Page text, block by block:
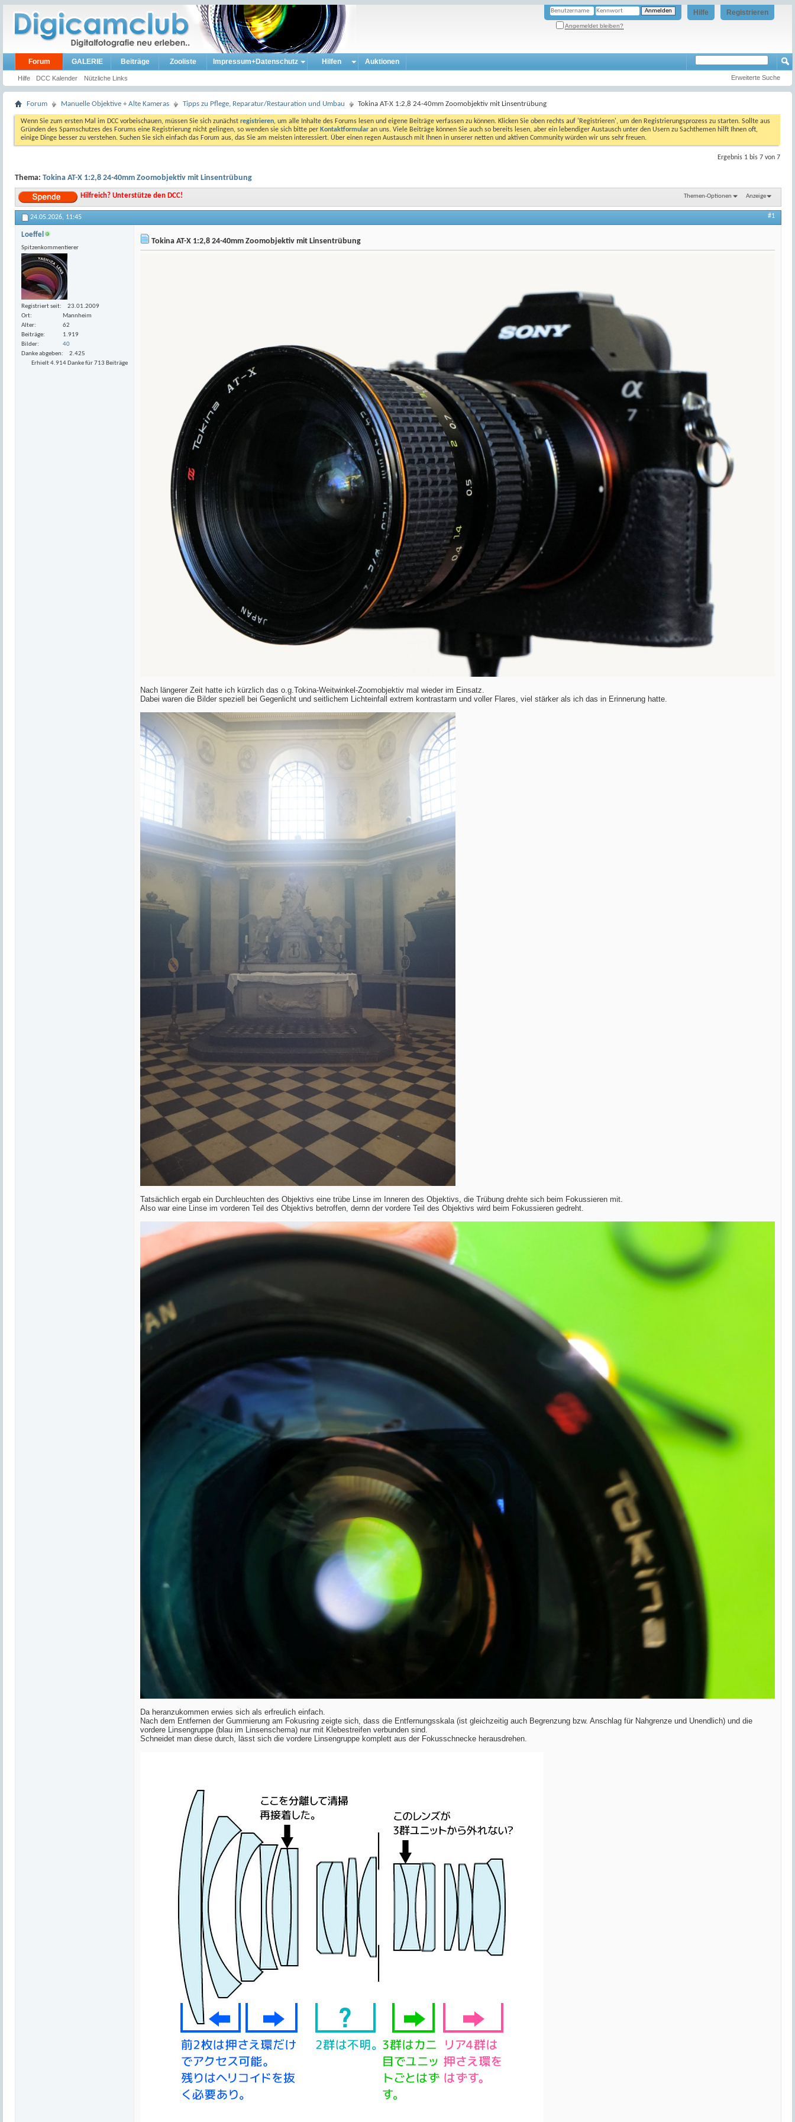
Registrieren
Hilfe
Angemeldet bleiben?
Forum
Hilfe DCC Kalender Nützliche Links
GALERIE Beiträge Zooliste Impressum+Datenschutz Hilfen Auktionen
Erweiterte Suche
Forum Manuelle Objektive + Alte Kameras Tipps zu Pflege, Reparatur/Restauration und Umbau Tokina AT-X 1:2,8 24-40mm Zoomobjektiv mit Linsentrübung
Wenn Sie zum ersten Mal im DCC vorbeischauen, müssen Sie sich zunächst registrieren, um alle Inhalte des Forums lesen und eigene Beiträge verfassen zu können. Klicken Sie oben rechts auf 'Registrieren', um den Registrierungsprozess zu starten. Sollte aus
Gründen des Spamschutzes des Forums eine Registrierung nicht gelingen, so wenden sie sich bitte per Kontaktformular an uns. Viele Beiträge können Sie auch so bereits lesen, aber ein lebendiger Austausch unter den Usern zu Sachthemen hilft Ihnen oft,
einige Dinge besser zu verstehen. Suchen Sie sich einfach das Forum aus, das Sie am meisten interessiert. Über einen regen Austausch mit Ihnen in unserer netten und aktiven Community würden wir uns sehr freuen.
Ergebnis 1 bis 7 von 7
Thema: Tokina AT-X 1:2,8 24-40mm Zoomobjektiv mit Linsentrübung
Hilfreich? Unterstütze den DCC! Themen-Optionen Anzeige
24.05.2026, 11:45 #1
Loeffel
Spitzenkommentierer
Registriert seit
23.01.2009
Ort
Mannheim
Alter
62
Beiträge
1.919
Bilder
40
Danke abgeben
2.425
Erhielt 4.914 Danke für 713 Beiträge
Tokina AT-X 1:2,8 24-40mm Zoomobjektiv mit Linsentrübung
Nach längerer Zeit hatte ich kürzlich das o.g.Tokina-Weitwinkel-Zoomobjektiv mal wieder im Einsatz.
Dabei waren die Bilder speziell bei Gegenlicht und seitlichem Lichteinfall extrem kontrastarm und voller Flares, viel stärker als ich das in Erinnerung hatte.
Tatsächlich ergab ein Durchleuchten des Objektivs eine trübe Linse im Inneren des Objektivs, die Trübung drehte sich beim Fokussieren mit.
Also war eine Linse im vorderen Teil des Objektivs betroffen, dernn der vordere Teil des Objektivs wird beim Fokussieren gedreht.
Da heranzukommen erwies sich als erfreulich einfach.
Nach dem Entfernen der Gummierung am Fokusring zeigte sich, dass die Entfernungsskala (ist gleichzeitig auch Begrenzung bzw. Anschlag für Nahgrenze und Unendlich) und die
vordere Linsengruppe (blau im Linsenschema) nur mit Klebestreifen verbunden sind.
Schneidet man diese durch, lässt sich die vordere Linsengruppe komplett aus der Fokusschnecke herausdrehen.